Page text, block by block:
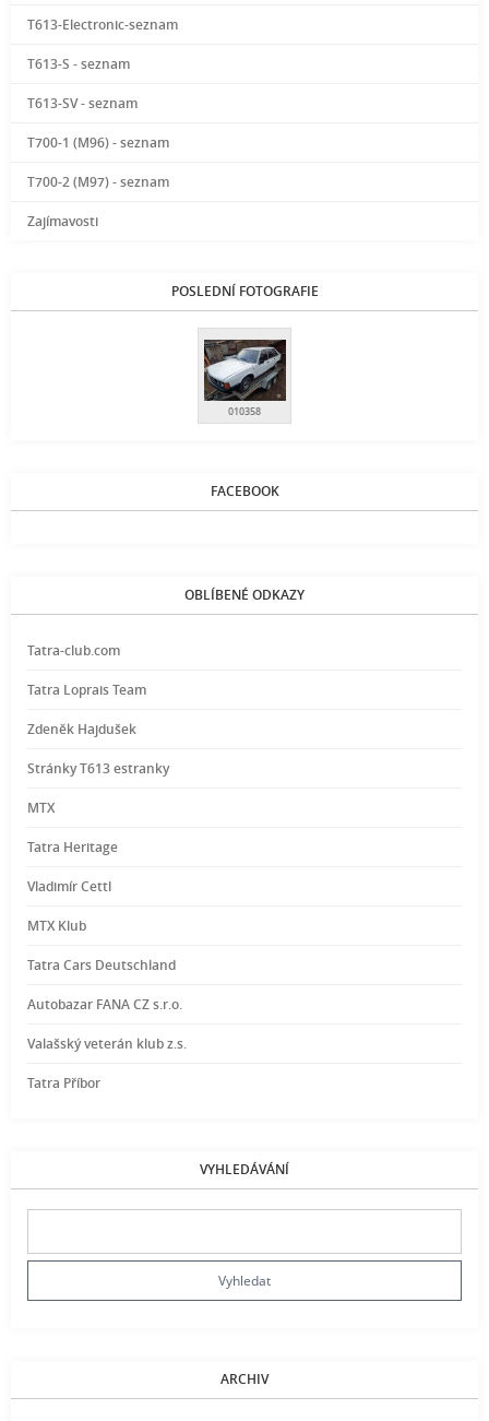
T613-Electronic-seznam
T613-S - seznam
T613-SV - seznam
T700-1 (M96) - seznam
T700-2 (M97) - seznam
Zajímavosti
POSLEDNÍ FOTOGRAFIE
010358
FACEBOOK
OBLÍBENÉ ODKAZY
Tatra-club.com
Tatra Loprais Team
Zdeněk Hajdušek
Stránky T613 estranky
MTX
Tatra Heritage
Vladimír Cettl
MTX Klub
Tatra Cars Deutschland
Autobazar FANA CZ s.r.o.
Valašský veterán klub z.s.
Tatra Příbor
VYHLEDÁVÁNÍ
ARCHIV